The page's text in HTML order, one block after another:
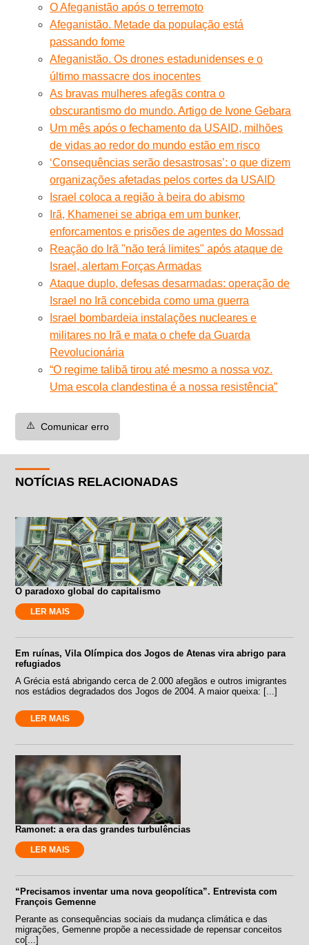
O Afeganistão após o terremoto
Afeganistão. Metade da população está
passando fome
Afeganistão. Os drones estadunidenses e o
último massacre dos inocentes
As bravas mulheres afegãs contra o
obscurantismo do mundo. Artigo de Ivone Gebara
Um mês após o fechamento da USAID, milhões
de vidas ao redor do mundo estão em risco
‘Consequências serão desastrosas’: o que dizem
organizações afetadas pelos cortes da USAID
Israel coloca a região à beira do abismo
Irã, Khamenei se abriga em um bunker,
enforcamentos e prisões de agentes do Mossad
Reação do Irã "não terá limites" após ataque de
Israel, alertam Forças Armadas
Ataque duplo, defesas desarmadas: operação de
Israel no Irã concebida como uma guerra
Israel bombardeia instalações nucleares e
militares no Irã e mata o chefe da Guarda
Revolucionária
“O regime talibã tirou até mesmo a nossa voz.
Uma escola clandestina é a nossa resistência”
⚠️ Comunicar erro
NOTÍCIAS RELACIONADAS
O paradoxo global do capitalismo
LER MAIS
Em ruínas, Vila Olímpica dos Jogos de Atenas vira abrigo para
refugiados
A Grécia está abrigando cerca de 2.000 afegãos e outros imigrantes
nos estádios degradados dos Jogos de 2004. A maior queixa: [...]
LER MAIS
Ramonet: a era das grandes turbulências
LER MAIS
“Precisamos inventar uma nova geopolítica”. Entrevista com
François Gemenne
Perante as consequências sociais da mudança climática e das
migrações, Gemenne propõe a necessidade de repensar conceitos
co[...]